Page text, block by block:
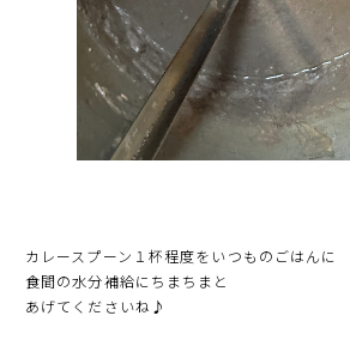
カレースプーン１杯程度をいつものごはんに
食間の水分補給にちまちまと
あげてくださいね♪